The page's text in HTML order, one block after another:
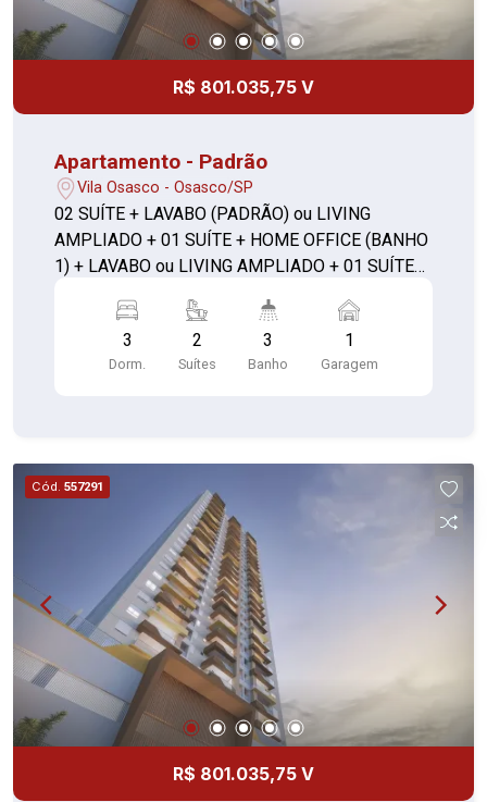
R$ 801.035,75 V
Apartamento - Padrão
Vila Osasco - Osasco/SP
02 SUÍTE + LAVABO (PADRÃO) ou LIVING
AMPLIADO + 01 SUÍTE + HOME OFFICE (BANHO
1) + LAVABO ou LIVING AMPLIADO + 01 SUÍTE
3
Dorm.
2
Suítes
3
Banho
1
Garagem
Cód. 557291
R$ 801.035,75 V